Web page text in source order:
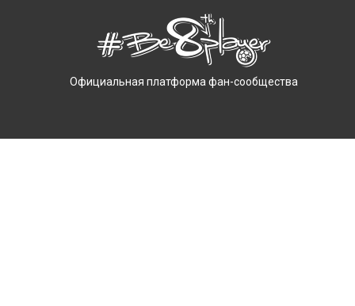
Официальная платформа фан-сообщества